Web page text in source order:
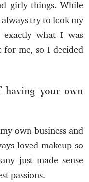
girly things. While
try to look my
what I was
me, so I decided
having your own
own business and
loved makeup so
just made sense
passions.